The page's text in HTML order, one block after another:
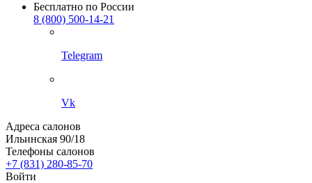
Бесплатно по России
8 (800) 500-14-21
Telegram
Vk
Адреса салонов
Ильинская 90/18
Телефоны салонов
+7 (831) 280-85-70
Войти